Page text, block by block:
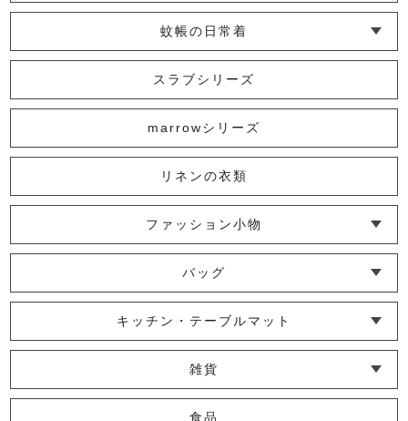
からみ織ウエストタックワンピース
22,000円 (税込)
スラブボリューム袖トップス
14,300円 (税込)
【リニューアル】かやフレンチギャザー
ドレス
(税込)
【旧仕様】かやギャザードレス
(税込)
蚊帳の日常着
└ インナー
└ トップス
└ ワンピース
└ パンツ
└ スカート
└ 羽織りもの
└ キッズ・ベビー
スラブシリーズ
marrowシリーズ
リネンの衣類
ファッション小物
└ ショール・ストール
└ マスク
└ 靴下・アームカバー
バッグ
└ ポシェット・ショルダーバッグ
└ トートバッグ
└ 巾着バッグ
キッチン・テーブルマット
└ 蚊帳のふきん
└ かっぽう着・エプロン
└ その他キッチン小物
└ コースター
└ ランチョンマット・プレースマット
└ テーブルランナー・テーブルセンター
雑貨
└ その他小物
└ タオル・ハンカチ
└ ポーチ
└ インテリア
食品